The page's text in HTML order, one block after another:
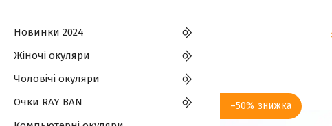
–50%
Новинки 2024
Жіночі окуляри
Чоловічі окуляри
Очки RAY BAN